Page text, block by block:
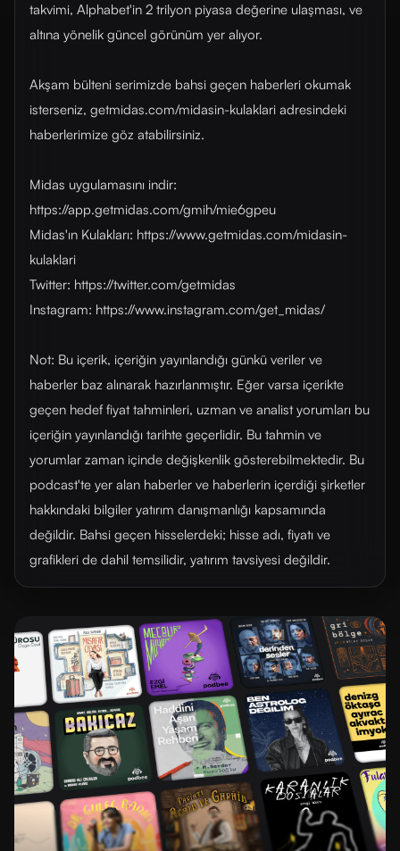
takvimi, Alphabet'in 2 trilyon piyasa değerine ulaşması, ve
altına yönelik güncel görünüm yer alıyor.
Akşam bülteni serimizde bahsi geçen haberleri okumak
isterseniz, getmidas.com/midasin-kulaklari adresindeki
haberlerimize göz atabilirsiniz.
Midas uygulamasını indir:
https://app.getmidas.com/gmih/mie6gpeu
Midas'ın Kulakları: https://www.getmidas.com/midasin-
kulaklari
Twitter: https://twitter.com/getmidas
Instagram: https://www.instagram.com/get_midas/
Not: Bu içerik, içeriğin yayınlandığı günkü veriler ve
haberler baz alınarak hazırlanmıştır. Eğer varsa içerikte
geçen hedef fiyat tahminleri, uzman ve analist yorumları bu
içeriğin yayınlandığı tarihte geçerlidir. Bu tahmin ve
yorumlar zaman içinde değişkenlik gösterebilmektedir. Bu
podcast'te yer alan haberler ve haberlerin içerdiği şirketler
hakkındaki bilgiler yatırım danışmanlığı kapsamında
değildir. Bahsi geçen hisselerdeki; hisse adı, fiyatı ve
grafikleri de dahil temsilidir, yatırım tavsiyesi değildir.